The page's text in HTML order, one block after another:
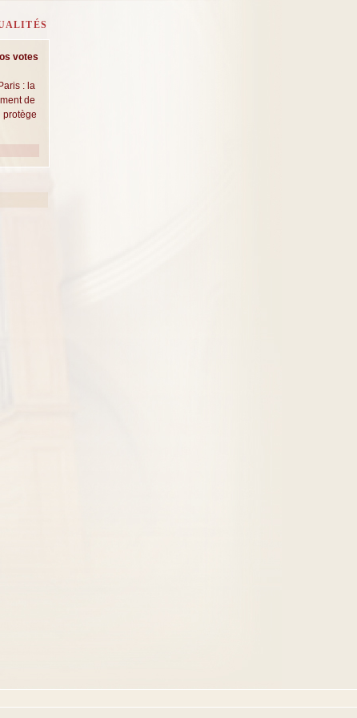
votes
: la
de
protège